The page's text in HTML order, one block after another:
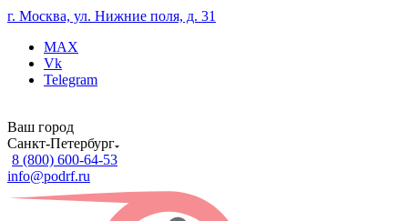
г. Москва, ул. Нижние поля, д. 31
MAX
Vk
Telegram
Ваш город
Санкт-Петербург
8 (800) 600-64-53
info@podrf.ru